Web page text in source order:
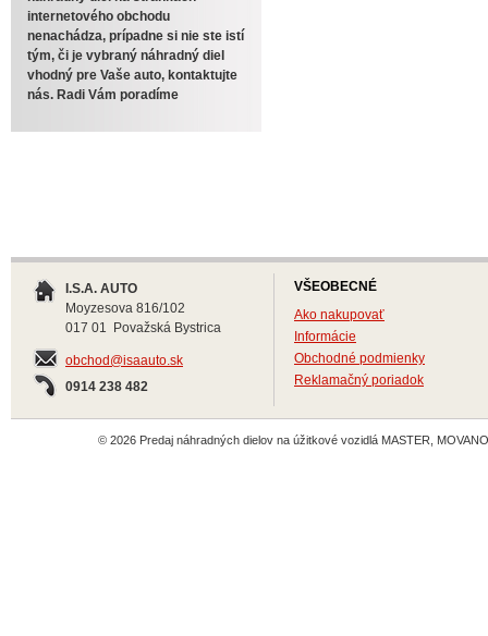
internetového obchodu
nenachádza, prípadne si nie ste istí
tým, či je vybraný náhradný diel
vhodný pre Vaše auto, kontaktujte
nás. Radi Vám poradíme
I.S.A. AUTO
Moyzesova 816/102
017 01 Považská Bystrica
obchod@isaauto.sk
0914 238 482
VŠEOBECNÉ
Ako nakupovať
Informácie
Obchodné podmienky
Reklamačný poriadok
© 2026 Predaj náhradných dielov na úžitkové vozidlá MASTER,